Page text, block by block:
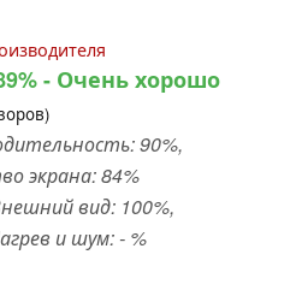
- Очень хорошо
90%,
экрана: 84%
вид: 100%,
и шум: - %